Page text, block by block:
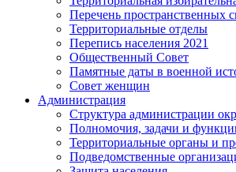
Перечень пространственных
Территориальные отделы
Перепись населения 2021
Общественный Совет
Памятные даты в военной
Совет женщин
Администрация
Структура администрации
Полномочия, задачи и
Территориальные органы и
Подведомственные